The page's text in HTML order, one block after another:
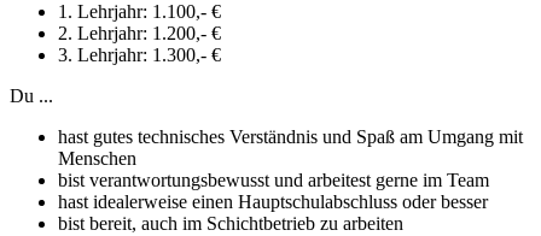
1. Lehrjahr: 1.100,- €
2. Lehrjahr: 1.200,- €
3. Lehrjahr: 1.300,- €
Du ...
hast gutes technisches Verständnis und Spaß am Umgang mit
Menschen
bist verantwortungsbewusst und arbeitest gerne im Team
hast idealerweise einen Hauptschulabschluss oder besser
bist bereit, auch im Schichtbetrieb zu arbeiten